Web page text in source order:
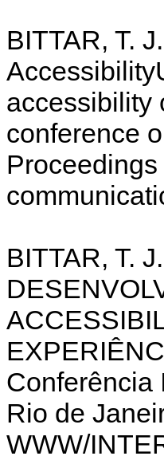
BITTAR, T.
accessibility
conference
BITTAR, T.
Conferência
Rio de
WWW/